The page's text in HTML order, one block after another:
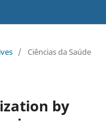
/ Ciências da Saúde
by